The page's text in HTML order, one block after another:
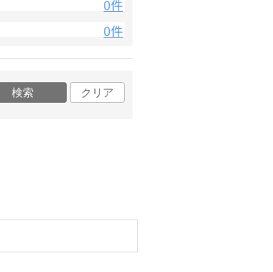
0件
0件
検索 クリア